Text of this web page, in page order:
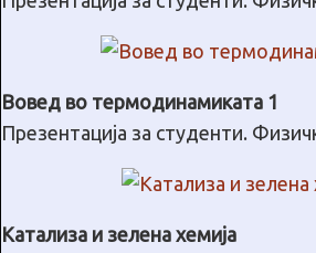
Вовед во термодинамиката 1
Презентација за студенти.
Катализа и зелена хемија